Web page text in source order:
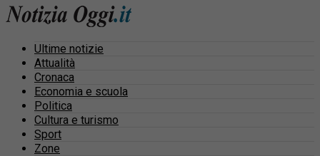
Ultime notizie
Attualità
Cronaca
Economia e scuola
Politica
Cultura e turismo
Sport
Zone